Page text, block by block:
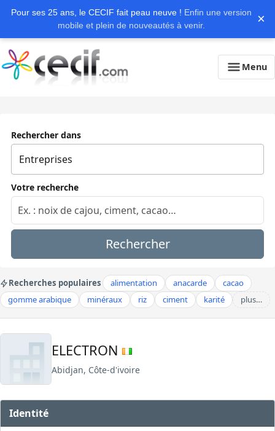
Pour ses 25 ans, le CECIF fait peau neuve ! Enfin une version
mobile et plein de nouveautés à venir.
×
Menu
Rechercher dans
Votre recherche
Rechercher
Recherches populaires alimentation anacarde
cacao
gomme arabique
minéraux riz ciment karité plus…
ELECTRON
Abidjan, Côte-d'ivoire
Identité